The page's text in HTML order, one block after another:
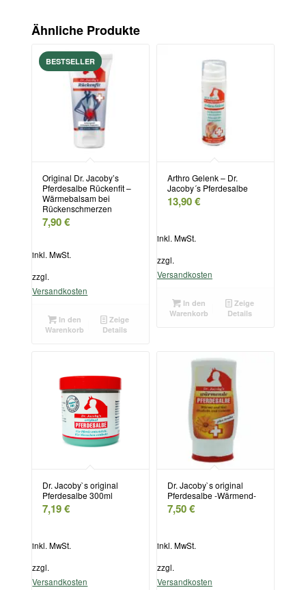
Ähnliche Produkte
Original Dr. Jacoby’s
Pferdesalbe Rückenfit –
Wärmebalsam bei
Rückenschmerzen
7,90€
inkl. MwSt.
zzgl.
Versandkosten
In den
Warenkorb
Zeige
Details
Arthro Gelenk – Dr.
Jacoby´s Pferdesalbe
13,90€
inkl. MwSt.
zzgl.
Versandkosten
In den
Warenkorb
Zeige
Details
Dr. Jacoby`s original
Pferdesalbe 300ml
7,19€
inkl. MwSt.
zzgl.
Versandkosten
Dr. Jacoby`s original
Pferdesalbe -Wärmend-
7,50€
inkl. MwSt.
zzgl.
Versandkosten